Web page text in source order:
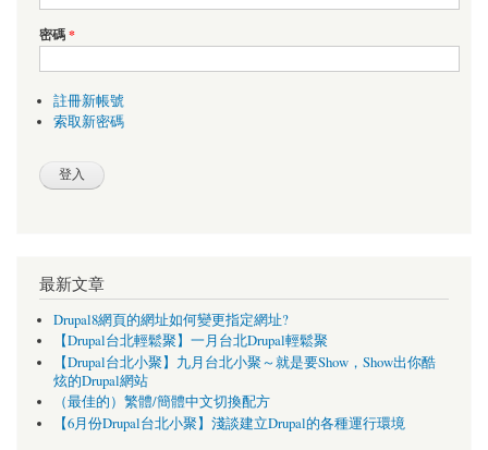
密碼*
註冊新帳號
索取新密碼
最新文章
Drupal8網頁的網址如何變更指定網址?
【Drupal台北輕鬆聚】一月台北Drupal輕鬆聚
【Drupal台北小聚】九月台北小聚～就是要Show，Show出你酷
炫的Drupal網站
（最佳的）繁體/簡體中文切換配方
【6月份Drupal台北小聚】淺談建立Drupal的各種運行環境